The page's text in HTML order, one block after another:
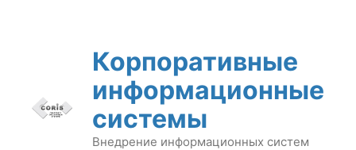
Корпоративные
информационные
системы
Внедрение информационных систем